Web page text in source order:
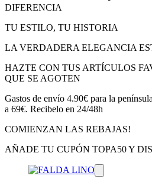
DIFERENCIA
TU ESTILO, TU HISTORIA
LA VERDADERA ELEGANCIA
HAZTE CON TUS ARTÍCULOS
QUE SE AGOTEN
Gastos de envío 4.90€ para la
a 69€. Recibelo en 24/48h
COMIENZAN LAS REBAJAS!
AÑADE TU CUPÓN TOPA50 Y